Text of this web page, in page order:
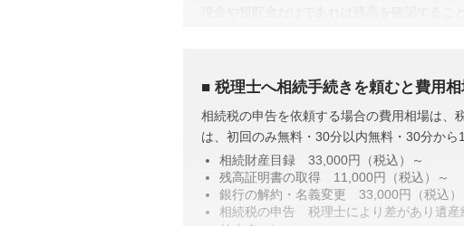
現金や預貯金だけであれば残高を確認する
とで合わせて収集・管理が可能になり、取り
相続税には税額を抑えられる特例が多く用意
例えば、配偶者が取得した正味の遺産額は
い制度があります。また、二次相続と言わ
こうした特例を活用した申告のための遺産分
相続税の申告や準確定申告
税理士へ相続手続きを頼むと費用
相続税の申告を依頼する場合の費用相場は、
は、初回のみ無料・30分以内無料・30分から
相続財産目録 33,000円（税込）～
残高証明書の取得 11,000円（税込）～
銀行の解約・名義変更 33,000円（税込）
相続税の申告 税理士により差があり遺産